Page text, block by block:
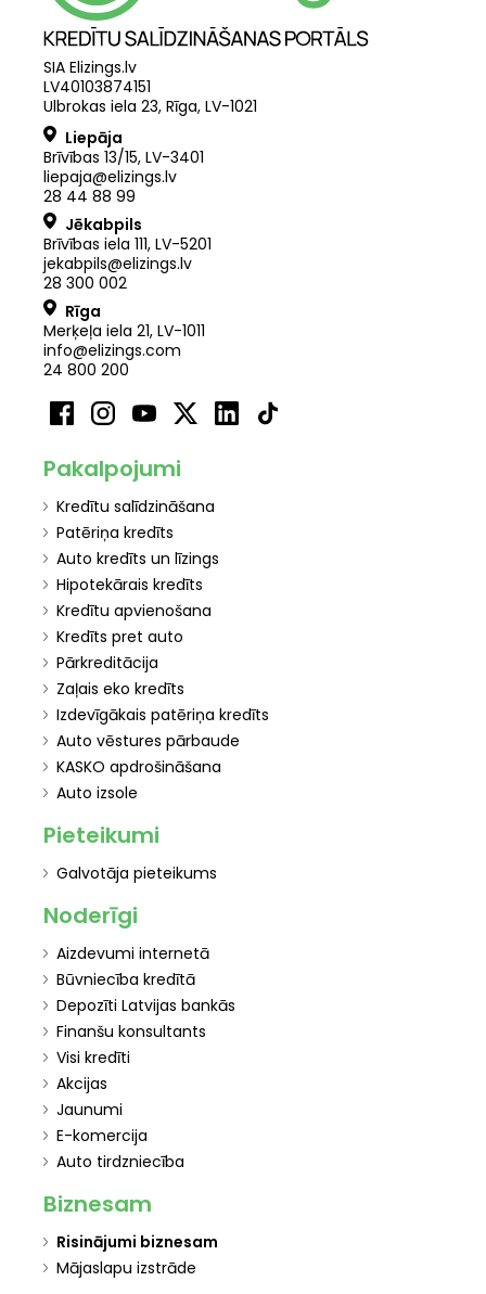
SIA Elizings.lv
LV40103874151
Ulbrokas iela 23, Rīga, LV-1021
Liepāja
Brīvības 13/15, LV-3401
liepaja@elizings.lv
28 44 88 99
Jēkabpils
Brīvības iela 111, LV-5201
jekabpils@elizings.lv
28 300 002
Rīga
Merķeļa iela 21, LV-1011
info@elizings.com
24 800 200
Pakalpojumi
Kredītu salīdzināšana
Patēriņa kredīts
Auto kredīts un līzings
Hipotekārais kredīts
Kredītu apvienošana
Kredīts pret auto
Pārkreditācija
Zaļais eko kredīts
Izdevīgākais patēriņa kredīts
Auto vēstures pārbaude
KASKO apdrošināšana
Auto izsole
Pieteikumi
Galvotāja pieteikums
Noderīgi
Aizdevumi internetā
Būvniecība kredītā
Depozīti Latvijas bankās
Finanšu konsultants
Visi kredīti
Akcijas
Jaunumi
E-komercija
Auto tirdzniecība
Biznesam
Risinājumi biznesam
Mājaslapu izstrāde